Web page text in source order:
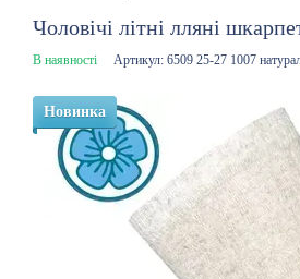
Чоловічі літні лляні
В наявності Артикул: 6509 25-27 1007
Новинка